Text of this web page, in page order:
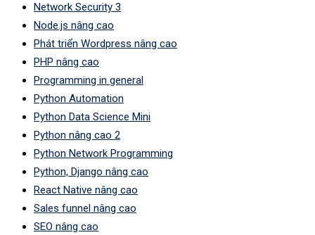
Network Security 3
Node.js nâng cao
Phát triển Wordpress nâng cao
PHP nâng cao
Programming in general
Python Automation
Python Data Science Mini
Python nâng cao 2
Python Network Programming
Python, Django nâng cao
React Native nâng cao
Sales funnel nâng cao
SEO nâng cao